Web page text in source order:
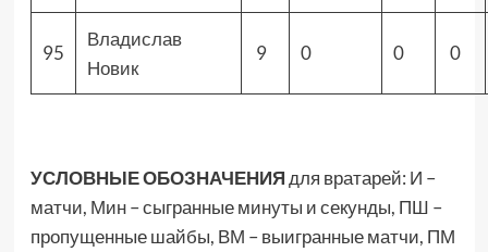
95
Владислав
Новик
9 0 0 0
УСЛОВНЫЕ ОБОЗНАЧЕНИЯ для вратарей: И –
матчи, Мин – сыгранные минуты и секунды, ПШ –
пропущенные шайбы, ВМ – выигранные матчи, ПМ